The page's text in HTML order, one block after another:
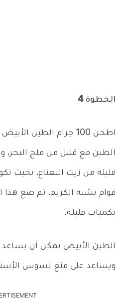
الخطوة 4
الطين مع قليل من ملح البحر،
قليلة من زيت النعناع، بحيث
قوام يشبه الكريم، ثم ضع هذا
بكميات قليلة.
الطين الأبيض يمكن أن يساعد
ويساعد على منع تسوس